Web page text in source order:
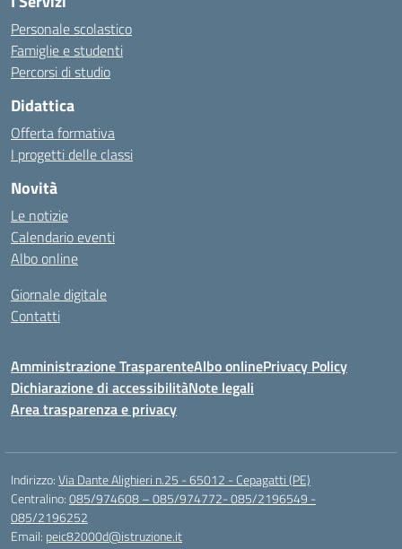
Personale scolastico
Famiglie e studenti
Percorsi di studio
Didattica
Offerta formativa
I progetti delle classi
Novità
Le notizie
Calendario eventi
Albo online
Giornale digitale
Contatti
Amministrazione TrasparenteAlbo onlinePrivacy Policy
Dichiarazione di accessibilitàNote legali
Area trasparenza e privacy
Indirizzo:Via Dante Alighieri n.25 - 65012 - Cepagatti (PE)
Centralino:085/974608 – 085/974772- 085/2196549 -
085/2196252
Email: peic82000d@istruzione.it